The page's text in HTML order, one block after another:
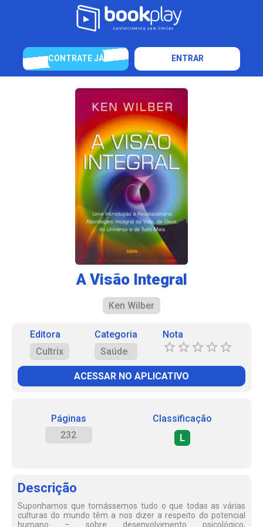
CONTRATE JÁ ENTRAR
A Visão Integral
Ken Wilber
Editora
Cultrix
Categoria
Saúde
Nota
ACESSAR NO APLICATIVO
Páginas
232
Classificação
L
Descrição
Suponhamos que tomássemos tudo o que todas as várias
culturas do mundo têm a nos dizer a respeito do potencial
humano – sobre desenvolvimento psicológico,